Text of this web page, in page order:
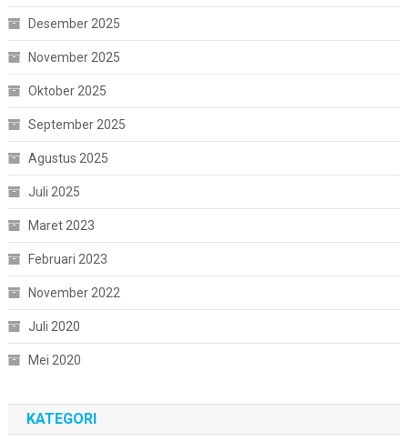
Desember 2025
November 2025
Oktober 2025
September 2025
Agustus 2025
Juli 2025
Maret 2023
Februari 2023
November 2022
Juli 2020
Mei 2020
KATEGORI